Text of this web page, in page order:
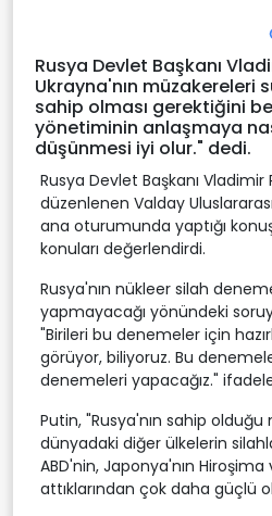
Rusya Devlet Başkanı
Ukrayna'nın müzakereleri
sahip olması gerektiğini
yönetiminin anlaşmaya
düşünmesi iyi olur." dedi.
Rusya Devlet Başkanı
düzenlenen Valday
ana oturumunda yaptığı
konuları değerlendirdi.
Rusya'nın nükleer silah
yapmayacağı yönündeki
"Birileri bu denemeler için
görüyor, biliyoruz. Bu
denemeleri yapacağız."
Putin, "Rusya'nın sahip olduğu
dünyadaki diğer ülkelerin
ABD'nin, Japonya'nın
attıklarından çok daha güçlü